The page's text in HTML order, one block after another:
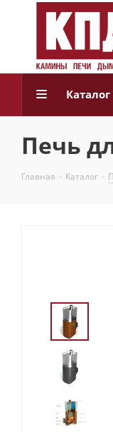
Каталог
Печь
Главная - Каталог -